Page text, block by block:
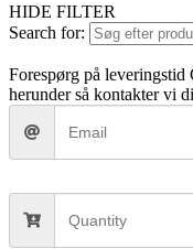
HIDE FILTER
Search for:
Forespørg på leveringstid
herunder så kontakter vi